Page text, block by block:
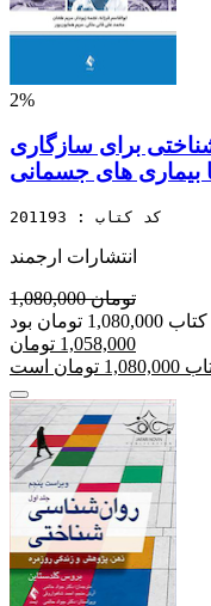
2%
برای سازگاری
بیماری های جسمانی
کد کتاب : 201193
انتشارات ارجمند
1,080,000 تومان
تومان بود
1,058,000 تومان
است